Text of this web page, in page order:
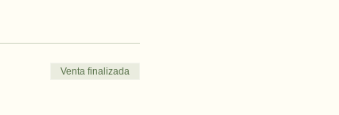
Venta finalizada